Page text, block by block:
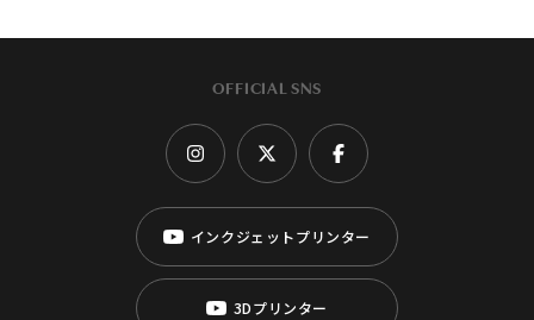
OFFICIAL SNS
インクジェットプリンター
3Dプリンター